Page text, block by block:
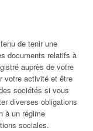
de tenir une
documents relatifs à
auprès de votre
votre activité et être
sociétés si vous
diverses obligations
à un régime
sociales.